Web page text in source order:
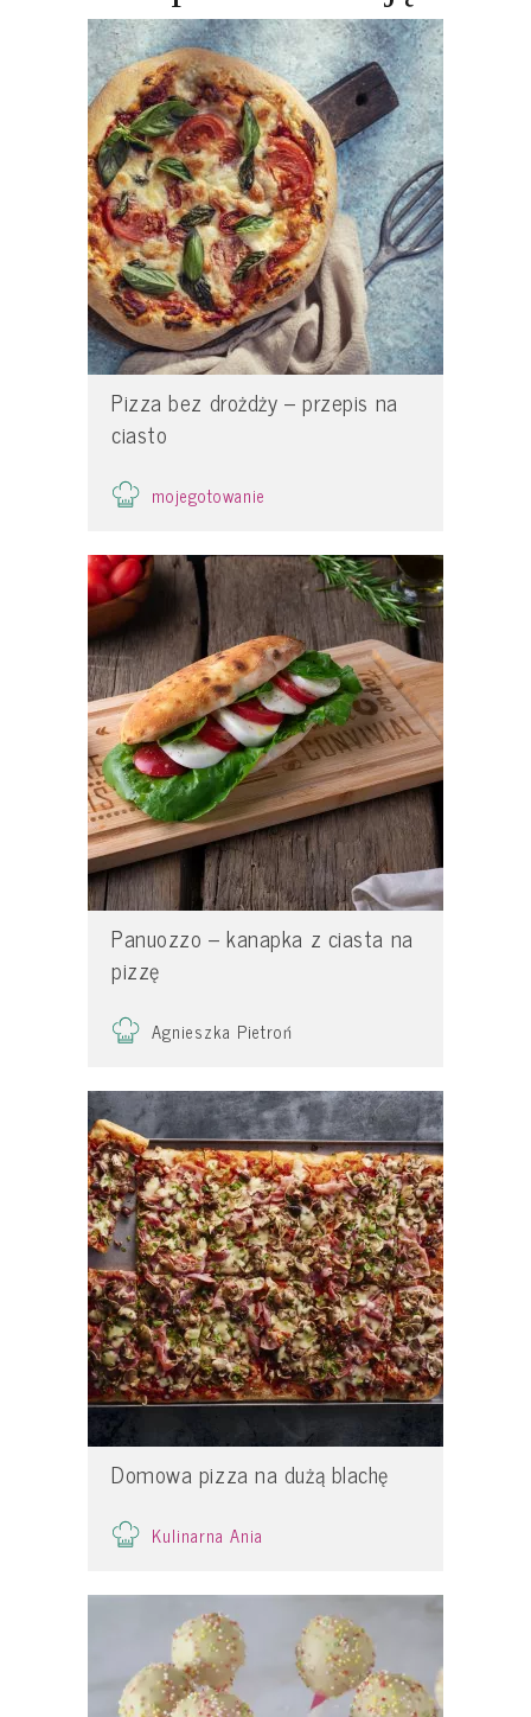
Pizza bez drożdży – przepis na
ciasto
mojegotowanie
Panuozzo – kanapka z ciasta na
pizzę
Agnieszka Pietroń
Domowa pizza na dużą blachę
Kulinarna Ania